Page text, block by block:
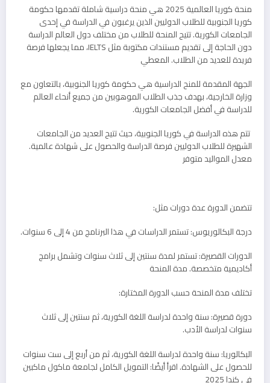
منحة كوريا العالمية 2025 هي منحة دراسية شاملة تقدمها حكومة
كوريا الجنوبية للطلاب الدوليين الذين يرغبون في الدراسة في إحدى
الجامعات الكورية. تتيح المنحة للطلاب من مختلف دول العالم الدراسة
دون الحاجة إلى تقديم مستندات مكتوبة مثل IELTS، مما يجعلها فرصة
فريدة للعديد من الطلاب. المعطي
الجهة المقدمة للمنح الدراسية هي حكومة كوريا الجنوبية، بالتعاون مع
وزارة الخارجية، بهدف جذب الطلاب الموهوبين من جميع أنحاء العالم
للدراسة في أفضل الجامعات الكورية.
تتم هذه الدراسة في كوريا الجنوبية، حيث تتيح العديد من الجامعات
الشهيرة للطلاب الدوليين فرصة الدراسة والحصول على شهادة عالمية.
معدل المواليد متوفر
تتضمن الدورة عدة دورات مثل:
درجة البكالوريوس: تستمر الدراسات في هذا البرنامج من 4 إلى 6 سنوات.
الدورات القصيرة: تستمر لمدة سنتين إلى ثلاث سنوات وتشمل برامج
أكاديمية متخصصة. مدة المنحة
تختلف مدة المنحة حسب الدورة المختارة:
دورة قصيرة: سنة واحدة لدراسة اللغة الكورية، ثم سنتين إلى ثلاث
سنوات لدراسة الأدب.
البكالوريا: سنة واحدة لدراسة اللغة الكورية، ثم من أربع إلى ست سنوات
للحصول على الشهادة. اقرأ أيضًا: التمويل الكامل لجامعة ماكول ماكبين
في كندا 2025